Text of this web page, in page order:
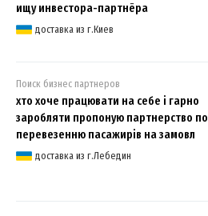
ищу инвестора-партнёра
доставка из г.Киев
Поиск бизнес партнеров
хто хоче працювати на себе і гарно
заробляти пропоную партнерство по
перевезенню пасажирів на замовл
доставка из г.Лебедин